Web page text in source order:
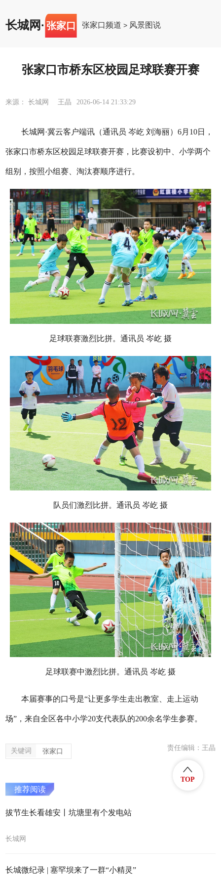
长城网· 张家口 张家口频道 > 风景图说
张家口市桥东区校园足球联赛开赛
来源： 长城网 王晶 2026-06-14 21:33:29
长城网·冀云客户端讯（通讯员 岑屹 刘海丽）6月10日，
张家口市桥东区校园足球联赛开赛，比赛设初中、小学两个
组别，按照小组赛、淘汰赛顺序进行。
足球联赛激烈比拼。通讯员 岑屹 摄
队员们激烈比拼。通讯员 岑屹 摄
足球联赛中激烈比拼。通讯员 岑屹 摄
本届赛事的口号是“让更多学生走出教室、走上运动
场”，来自全区各中小学20支代表队的200余名学生参赛。
关键词 张家口 责任编辑：王晶
推荐阅读
拔节生长看雄安丨坑塘里有个发电站
长城网
长城微纪录 | 塞罕坝来了一群“小精灵”
TOP